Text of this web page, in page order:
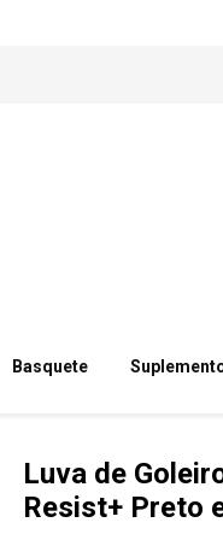
Basquete
Luva de
Resist+ Preto